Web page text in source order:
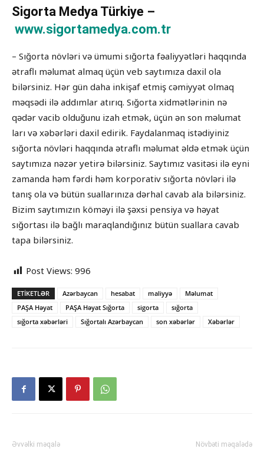
Sigorta Medya Türkiye –
www.sigortamedya.com.tr
– Sığorta növləri və ümumi sığorta fəaliyyətləri haqqında
ətraflı məlumat almaq üçün veb saytımıza daxil ola
bilərsiniz. Hər gün daha inkişaf etmiş cəmiyyət olmaq
məqsədi ilə addımlar atırıq. Sığorta xidmətlərinin nə
qədər vacib olduğunu izah etmək, üçün ən son məlumat
ları və xəbərləri daxil edirik. Faydalanmaq istədiyiniz
sığorta növləri haqqında ətraflı məlumat əldə etmək üçün
saytımıza nəzər yetirə bilərsiniz. Saytımız vasitəsi ilə eyni
zamanda həm fərdi həm korporativ sığorta növləri ilə
tanış ola və bütün suallarınıza dərhal cavab ala bilərsiniz.
Bizim saytımızın köməyi ilə şəxsi pensiya və həyat
sığortası ilə bağlı maraqlandığınız bütün suallara cavab
tapa bilərsiniz.
Post Views: 996
ETIKETLƏR Azərbaycan hesabat maliyyə
Məlumat
PAŞA Həyat
PAŞA Həyat Sığorta sigorta
sığorta
sığorta xəbərləri
Sığortalı Azərbaycan son xəbərlər Xəbərlər
Əvvəlki məqalə Növbəti məqalədə